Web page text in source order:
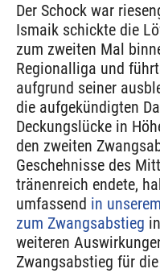
Der Schock war
Ismaik schickte die
zum zweiten Mal
Regionalliga und
aufgrund seiner
die aufgekündigten
Deckungslücke in
den zweiten
Geschehnisse des
tränenreich endete,
umfassend in
zum Zwangsabstieg
weiteren
Zwangsabstieg für